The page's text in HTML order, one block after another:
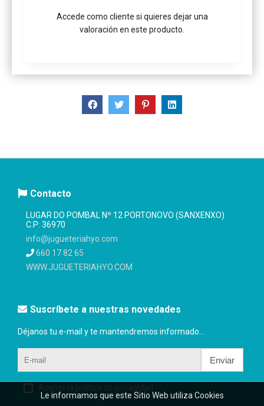
Accede como cliente si quieres dejar una
valoración en este producto.
Contacto
LUGAR DO POMBAL Nº 12 PORTONOVO (SANXENXO)
C.P: 36970
info@jugueteriahyo.com
660 17 82 65
WWW.JUGUETERIAHYO.COM
Suscríbete a nuestras novedades
Déjanos tu e-mail y te mantendremos informado...
Enviar
Acepto la política de privacidad
Le informamos que este Sitio Web utiliza Cookies